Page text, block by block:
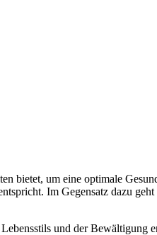
bietet, um eine optimale
Im Gegensatz dazu
und der Bewältigung